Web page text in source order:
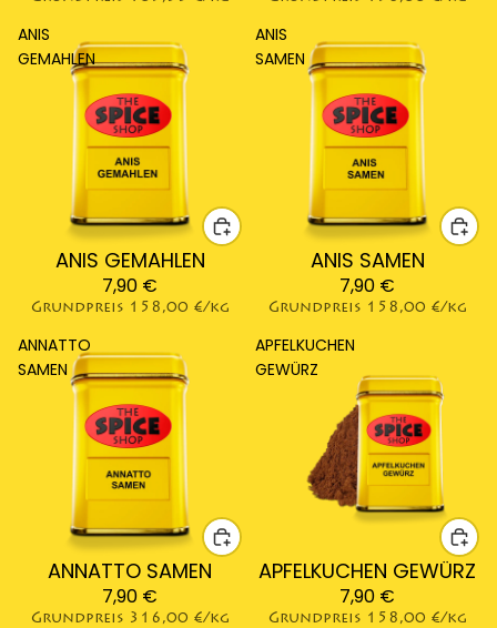
ANIS
GEMAHLEN
ANIS GEMAHLEN
7,90 €
Grundpreis 158,00 €/kg
ANIS
SAMEN
ANIS SAMEN
7,90 €
Grundpreis 158,00 €/kg
ANNATTO
SAMEN
ANNATTO SAMEN
7,90 €
Grundpreis 316,00 €/kg
APFELKUCHEN
GEWÜRZ
APFELKUCHEN GEWÜRZ
7,90 €
Grundpreis 158,00 €/kg